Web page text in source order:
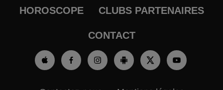
HOROSCOPE CLUBS PARTENAIRES
CONTACT